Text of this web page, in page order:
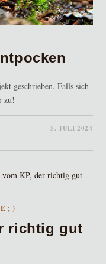
geschrieben. Falls sich
zu!
5. JULI 2024
; )
richtig gut